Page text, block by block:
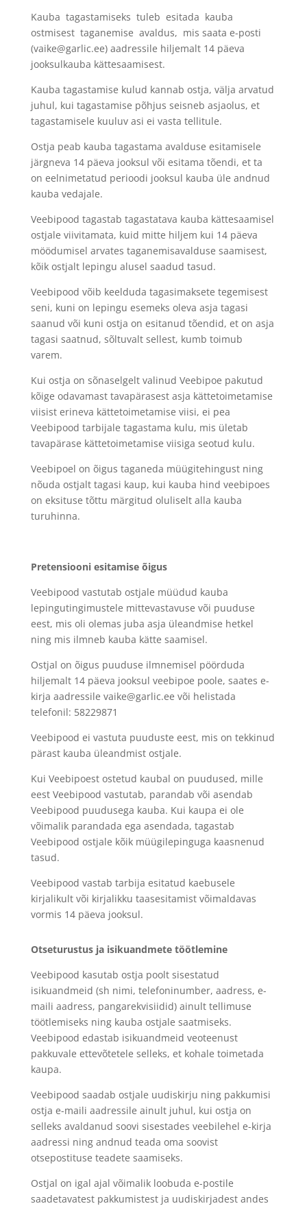
Kauba tagastamiseks tuleb esitada kauba
ostmisest taganemise avaldus, mis saata e-posti
(vaike@garlic.ee) aadressile hiljemalt 14 päeva
jooksulkauba kättesaamisest.
Kauba tagastamise kulud kannab ostja, välja arvatud
juhul, kui tagastamise põhjus seisneb asjaolus, et
tagastamisele kuuluv asi ei vasta tellitule.
Ostja peab kauba tagastama avalduse esitamisele
järgneva 14 päeva jooksul või esitama tõendi, et ta
on eelnimetatud perioodi jooksul kauba üle andnud
kauba vedajale.
Veebipood tagastab tagastatava kauba kättesaamisel
ostjale viivitamata, kuid mitte hiljem kui 14 päeva
möödumisel arvates taganemisavalduse saamisest,
kõik ostjalt lepingu alusel saadud tasud.
Veebipood võib keelduda tagasimaksete tegemisest
seni, kuni on lepingu esemeks oleva asja tagasi
saanud või kuni ostja on esitanud tõendid, et on asja
tagasi saatnud, sõltuvalt sellest, kumb toimub
varem.
Kui ostja on sõnaselgelt valinud Veebipoe pakutud
kõige odavamast tavapärasest asja kättetoimetamise
viisist erineva kättetoimetamise viisi, ei pea
Veebipood tarbijale tagastama kulu, mis ületab
tavapärase kättetoimetamise viisiga seotud kulu.
Veebipoel on õigus taganeda müügitehingust ning
nõuda ostjalt tagasi kaup, kui kauba hind veebipoes
on eksituse tõttu märgitud oluliselt alla kauba
turuhinna.
Pretensiooni esitamise õigus
Veebipood vastutab ostjale müüdud kauba
lepingutingimustele mittevastavuse või puuduse
eest, mis oli olemas juba asja üleandmise hetkel
ning mis ilmneb kauba kätte saamisel.
Ostjal on õigus puuduse ilmnemisel pöörduda
hiljemalt 14 päeva jooksul veebipoe poole, saates e-
kirja aadressile vaike@garlic.ee või helistada
telefonil: 58229871
Veebipood ei vastuta puuduste eest, mis on tekkinud
pärast kauba üleandmist ostjale.
Kui Veebipoest ostetud kaubal on puudused, mille
eest Veebipood vastutab, parandab või asendab
Veebipood puudusega kauba. Kui kaupa ei ole
võimalik parandada ega asendada, tagastab
Veebipood ostjale kõik müügilepinguga kaasnenud
tasud.
Veebipood vastab tarbija esitatud kaebusele
kirjalikult või kirjalikku taasesitamist võimaldavas
vormis 14 päeva jooksul.
Otseturustus ja isikuandmete töötlemine
Veebipood kasutab ostja poolt sisestatud
isikuandmeid (sh nimi, telefoninumber, aadress, e-
maili aadress, pangarekvisiidid) ainult tellimuse
töötlemiseks ning kauba ostjale saatmiseks.
Veebipood edastab isikuandmeid veoteenust
pakkuvale ettevõtetele selleks, et kohale toimetada
kaupa.
Veebipood saadab ostjale uudiskirju ning pakkumisi
ostja e-maili aadressile ainult juhul, kui ostja on
selleks avaldanud soovi sisestades veebilehel e-kirja
aadressi ning andnud teada oma soovist
otsepostituse teadete saamiseks.
Ostjal on igal ajal võimalik loobuda e-postile
saadetavatest pakkumistest ja uudiskirjadest andes